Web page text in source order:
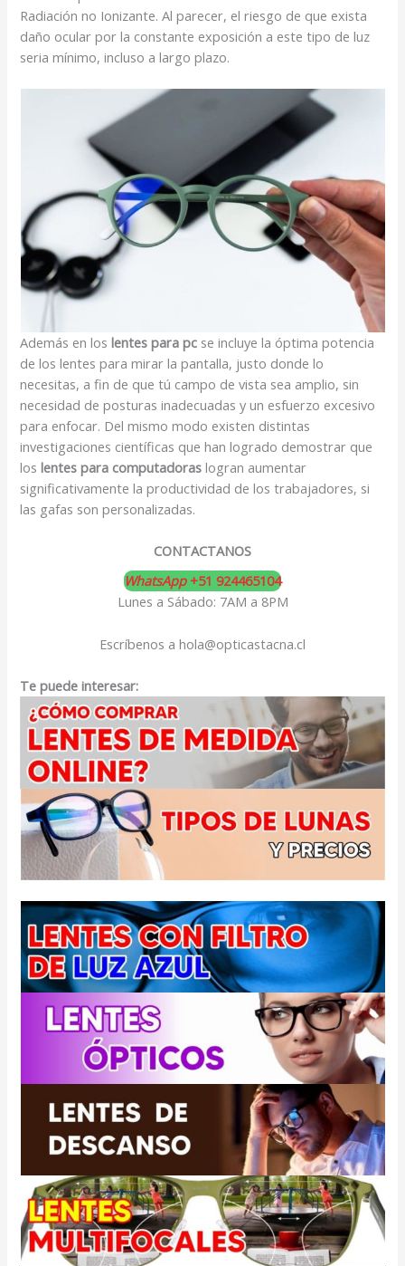
Radiación no Ionizante. Al parecer, el riesgo de que exista
daño ocular por la constante exposición a este tipo de luz
seria mínimo, incluso a largo plazo.
Además en loslentes para pc se incluye la óptima potencia
de los lentes para mirar la pantalla, justo donde lo
necesitas, a fin de que tú campo de vista sea amplio, sin
necesidad de posturas inadecuadas y un esfuerzo excesivo
para enfocar. Del mismo modo existen distintas
investigaciones científicas que han logrado demostrar que
loslentes para computadoraslogran aumentar
significativamente la productividad de los trabajadores, si
las gafas son personalizadas.
CONTACTANOS
WhatsApp+51 924465104
Lunes a Sábado: 7AM a 8PM
Escríbenos a hola@opticastacna.cl
Te puede interesar: